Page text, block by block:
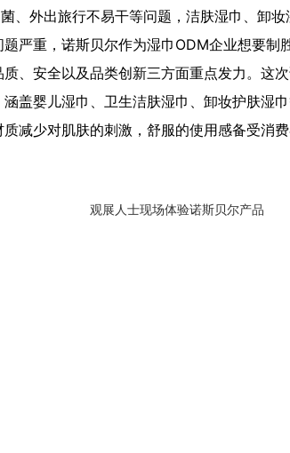
、外出旅行不易干等问题，洁肤湿巾、卸
严重，诺斯贝尔作为湿巾ODM企业想要
、安全以及品类创新三方面重点发力。这
盖婴儿湿巾、卫生洁肤湿巾、卸妆护肤湿
减少对肌肤的刺激，舒服的使用感备受消费